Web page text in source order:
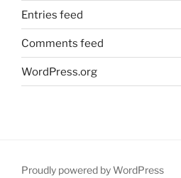
Entries feed
Comments feed
WordPress.org
Proudly powered by WordPress